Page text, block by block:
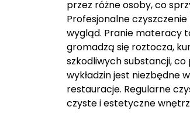
przez różne osoby, co
Profesjonalne
wygląd. Pranie materacy
gromadzą się roztocza,
szkodliwych substancji, co
wykładzin jest niezbędne
restauracje. Regularne
czyste i estetyczne